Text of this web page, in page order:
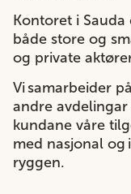
Kontoret i
både store og
og private
Vi samarbeider
andre
kundane våre
med nasjonal og
ryggen.